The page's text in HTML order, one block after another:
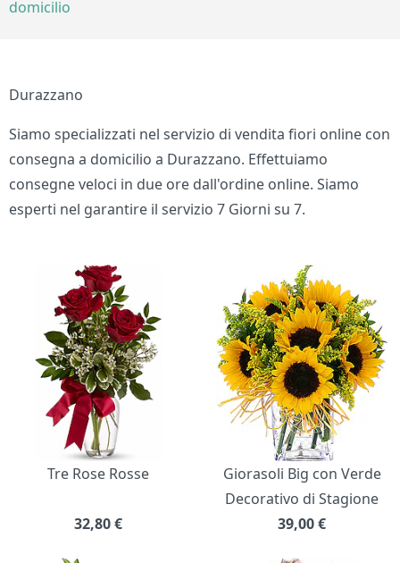
domicilio
Durazzano
Siamo specializzati nel servizio di vendita fiori online con
consegna a domicilio a Durazzano. Effettuiamo
consegne veloci in due ore dall'ordine online. Siamo
esperti nel garantire il servizio 7 Giorni su 7.
Bouquet di fiori
Tre Rose Rosse
32,80€
Giorasoli Big con Verde
Decorativo di Stagione
39,00€